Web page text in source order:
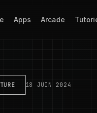
Apps Arcade
18 JUIN 2024